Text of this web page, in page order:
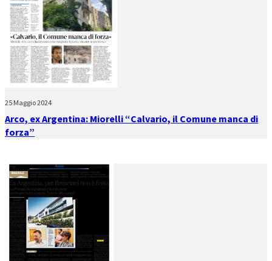
25 Maggio 2024
Arco, ex Argentina: Miorelli “Calvario, il Comune manca di
forza”